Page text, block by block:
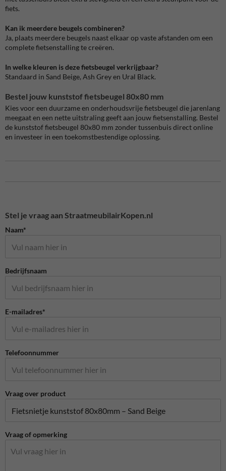
fiets.
Kan ik meerdere beugels combineren?
Ja, plaats meerdere beugels naast elkaar op vaste afstanden om een
complete fietsenstalling te creëren.
In welke kleuren is deze fietsbeugel verkrijgbaar?
Standaard in Sand Beige, Ash Grey en Ural Black.
Bestel jouw kunststof fietsbeugel 80x80 mm
Kies voor een duurzame en onderhoudsvrije fietsbeugel die jarenlang
meegaat en een nette uitstraling geeft aan jouw fietsenstalling. Bestel
de kunststof fietsbeugel 80x80 mm zonder tussenbuis direct online
en investeer in een toekomstbestendige oplossing.
Stel je vraag aan StraatmeubilairKopen.nl
Naam*
Bedrijfsnaam
E-mailadres*
Telefoonnummer
Vraag over product
Vraag of opmerking